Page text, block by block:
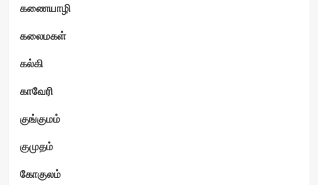
கணையாழி
கலைமகள்
கல்கி
காவேரி
குங்குமம்
குமுதம்
கோகுலம்